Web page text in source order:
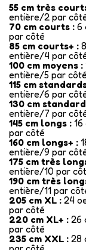
55 cm très
entière/2 par
70 cm courts : 6
par côté
85 cm courts+ :
entière/4 par
100 cm moyens :
entière/5 par côté
115 cm
entière/6 par
130 cm
entière/7 par
145 cm longs :
par côté
160 cm longs+ :
entière/9 par
175 cm très
entière/10 par
190 cm très
entière/11 par
205 cm XL : 24
par côté
220 cm XL+ : 26
par côté
235 cm XXL : 28